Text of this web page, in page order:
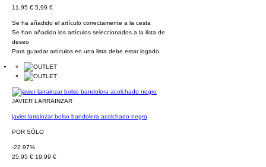
11,95 € 5,99 €
Se ha añadido el artículo correctamente a la cesta
Se han añadido los artículos seleccionados a la lista de
deseo
Para guardar artículos en una lista debe estar logado
JAVIER LARRAINZAR
javier larrainzar bolso bandolera acolchado negro
POR SÓLO
-22.97%
25,95 € 19,99 €